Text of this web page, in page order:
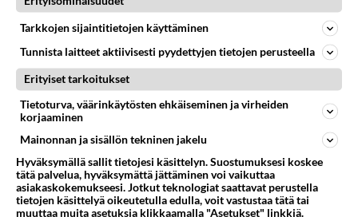
2026-02-23 16:01:51
Tuskin, lähinnä tyytyisivät naureskelemaan
valvontakameran kuvalle. Laadukas ja putkakeissi
eivät oikein mahdu samaan lauseeseen.
Moni transsuilee putkassa
Äänestä Kommentoi
Tarkkojen sijaintitietojen käyttäminen
Tunnista laitteet aktiivisesti pyydettyjen tietojen perusteella
Erityiset tarkoitukset
Tietoturva, väärinkäytösten ehkäiseminen ja virheiden
korjaaminen
Mainonnan ja sisällön tekninen jakelu
Hyväksymällä sallit tietojesi käsittelyn. Suostumuksesi koskee
tätä palvelua, hyväksymättä jättäminen voi vaikuttaa
asiakaskokemukseesi. Jotkut teknologiat saattavat perustella
tietojen käsittelyä oikeutetulla edulla, voit vastustaa tätä tai
muuttaa muita asetuksia klikkaamalla "Asetukset" linkkiä.